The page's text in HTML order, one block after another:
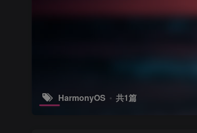
HarmonyOS 共1篇